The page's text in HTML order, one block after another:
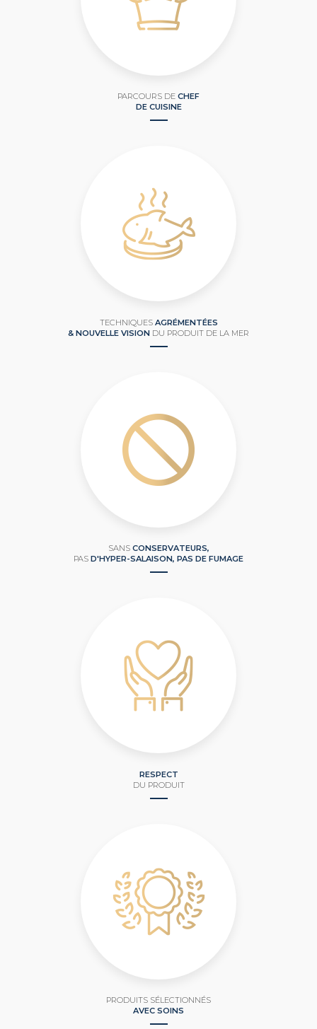
PARCOURS DE CHEF
DE CUISINE
TECHNIQUES AGRÉMENTÉES
& NOUVELLE VISION DU PRODUIT DE LA MER
SANS CONSERVATEURS,
PAS D'HYPER-SALAISON, PAS DE FUMAGE
RESPECT
DU PRODUIT
PRODUITS SÉLECTIONNÉS
AVEC SOINS